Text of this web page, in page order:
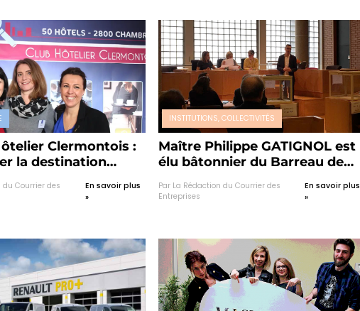
Clermontois :
la destination
du Courrier des
En savoir plus
»
INSTITUTIONS, COLLECTIVITÉS
Maître Philippe GATIGNOL est
élu bâtonnier du Barreau de
Par La Rédaction du Courrier des
Entreprises
En savoir plus
»